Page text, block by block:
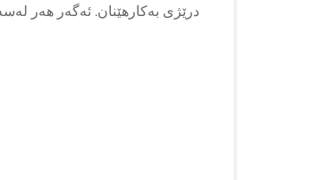
درێژی بەکارهێنان. ئەگەر هەر